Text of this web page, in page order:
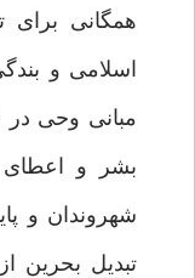
همگانی
اسلامی و
مبانی وحی در
بشر و
شهروندان و
تبدیل بحرین